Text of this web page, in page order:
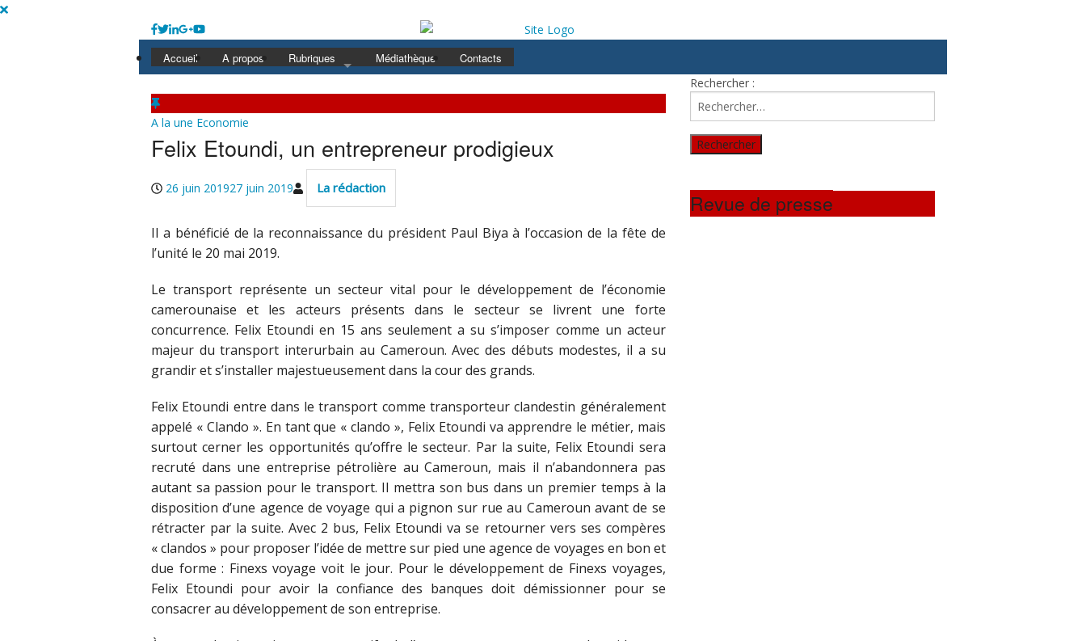
Accueil A propos
Rubriques
A la une
Politique
Economie
Société
Santé
Culture
Médiathèque Contacts
A la une Economie
Felix Etoundi, un entrepreneur prodigieux
26 juin 201927 juin 2019 La rédaction
Il a bénéficié de la reconnaissance du président Paul Biya à l’occasion de la fête de
l’unité le 20 mai 2019.
Le transport représente un secteur vital pour le développement de l’économie
camerounaise et les acteurs présents dans le secteur se livrent une forte
concurrence. Felix Etoundi en 15 ans seulement a su s’imposer comme un acteur
majeur du transport interurbain au Cameroun. Avec des débuts modestes, il a su
grandir et s’installer majestueusement dans la cour des grands.
Felix Etoundi entre dans le transport comme transporteur clandestin généralement
appelé « Clando ». En tant que « clando », Felix Etoundi va apprendre le métier, mais
surtout cerner les opportunités qu’offre le secteur. Par la suite, Felix Etoundi sera
recruté dans une entreprise pétrolière au Cameroun, mais il n’abandonnera pas
autant sa passion pour le transport. Il mettra son bus dans un premier temps à la
disposition d’une agence de voyage qui a pignon sur rue au Cameroun avant de se
rétracter par la suite. Avec 2 bus, Felix Etoundi va se retourner vers ses compères
« clandos » pour proposer l’idée de mettre sur pied une agence de voyages en bon et
due forme : Finexs voyage voit le jour. Pour le développement de Finexs voyages,
Felix Etoundi pour avoir la confiance des banques doit démissionner pour se
consacrer au développement de son entreprise.
Rechercher :
Revue de presse